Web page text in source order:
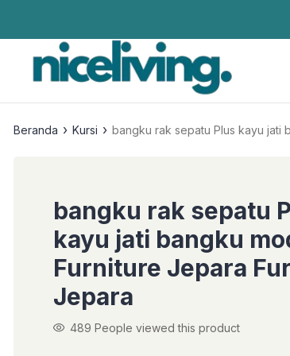
Beranda › Kursi › bangku rak
bangku rak sepatu
kayu jati bangku
Furniture Jepara
Jepara
489 People viewed this product